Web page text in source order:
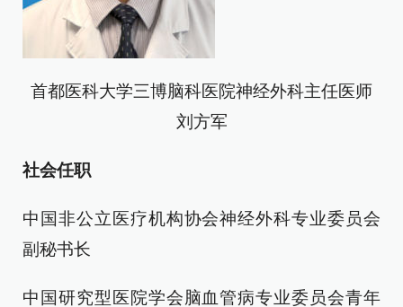
首都医科大学三博脑科医院神经外科主任医师
刘方军
社会任职
中国非公立医疗机构协会神经外科专业委员会
副秘书长
中国研究型医院学会脑血管病专业委员会青年